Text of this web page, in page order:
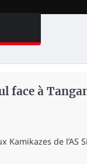
face à
Kamikazes de l’AS